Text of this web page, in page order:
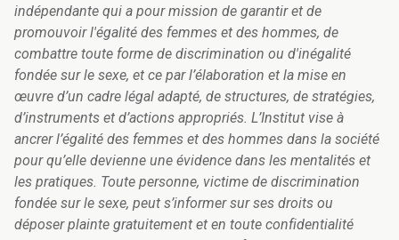
indépendante qui a pour mission de garantir et de
promouvoir l'égalité des femmes et des hommes, de
combattre toute forme de discrimination ou d'inégalité
fondée sur le sexe, et ce par l’élaboration et la mise en
œuvre d’un cadre légal adapté, de structures, de stratégies,
d’instruments et d’actions appropriés. L’Institut vise à
ancrer l’égalité des femmes et des hommes dans la société
pour qu’elle devienne une évidence dans les mentalités et
les pratiques. Toute personne, victime de discrimination
fondée sur le sexe, peut s’informer sur ses droits ou
déposer plainte gratuitement et en toute confidentialité